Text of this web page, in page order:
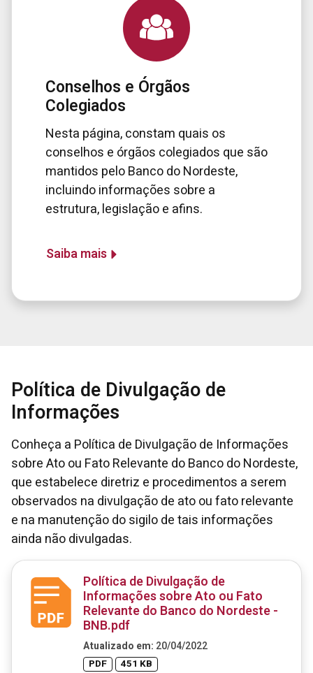
Conselhos e Órgãos
Colegiados
Nesta página, constam quais os
conselhos e órgãos colegiados que são
mantidos pelo Banco do Nordeste,
incluindo informações sobre a
estrutura, legislação e afins.
Saiba mais
Política de Divulgação de
Informações
Conheça a Política de Divulgação de Informações
sobre Ato ou Fato Relevante do Banco do Nordeste,
que estabelece diretriz e procedimentos a serem
observados na divulgação de ato ou fato relevante
e na manutenção do sigilo de tais informações
ainda não divulgadas.
Política de Divulgação de
Informações sobre Ato ou Fato
Relevante do Banco do Nordeste -
BNB.pdf
Atualizado em: 20/04/2022
PDF 451 KB